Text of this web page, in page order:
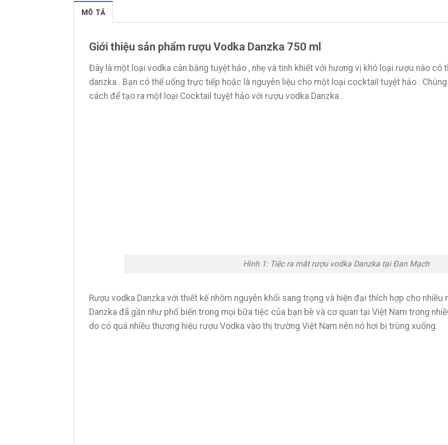
MÔ TẢ
Giới thiệu sản phẩm rượu Vodka Danzka 750 ml
Đây là một loại vodka cân bằng tuyệt hảo , nhẹ và tinh khiết với hương vị khó loại rượu nào
danzka . Bạn có thể uống trực tiếp hoặc là nguyên liệu cho một loại cocktail tuyệt hảo .
cách để tạo ra một loại Cocktail tuyệt hảo với rượu vodka Danzka .
Hình 1: Tiệc ra mắt rượu vodka Danzka tại Đan Mạch
Rượu vodka Danzka với thiết kế nhôm nguyên khối sang trọng và hiện đại thích hợp cho
Danzka đã gần như phổ biến trong mọi bữa tiệc của bạn bè và cơ quan tại Việt Nam trong
do có quá nhiều thương hiệu rượu Vodka vào thị trường Việt Nam nên nó hơi bị trùng xuống.